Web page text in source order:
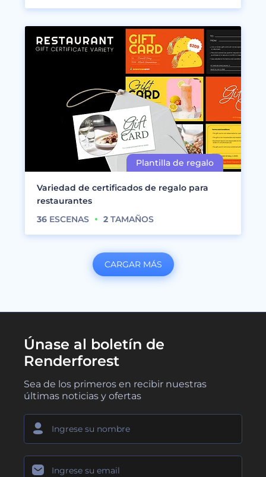
Variedad de certificados de regalo para
restaurantes
36 ESCENAS 2 TAMAÑOS
CARGAR MÁS
Únase al boletín de
Renderforest
Sea de los primeros en recibir nuestras
últimas noticias y ofertas